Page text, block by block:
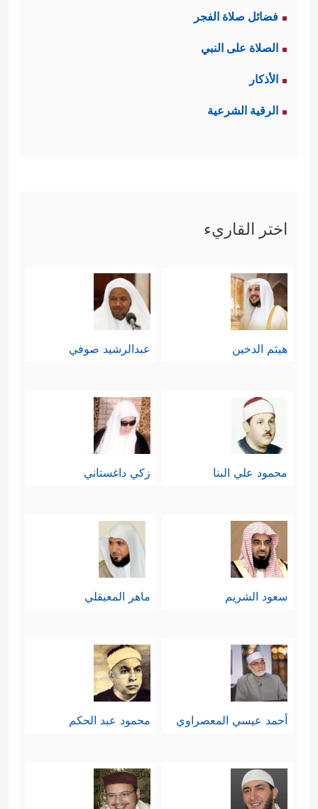
فضائل صلاة الفجر
الصلاة على النبي
الأذكار
الرقية الشرعية
اختر القاريء
هيثم الدخين عبدالرشيد صوفي
محمود علي البنا زكي داغستاني
سعود الشريم ماهر المعيقلي
أحمد عيسي المعصراوي محمود عبد الحكم